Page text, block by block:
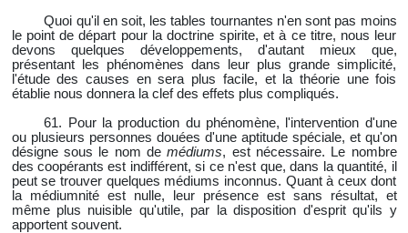
Quoi qu'il en soit, les tables tournantes n'en sont pas moins
le point de départ pour la doctrine spirite, et à ce titre, nous leur
devons quelques développements, d'autant mieux que,
présentant les phénomènes dans leur plus grande simplicité,
l'étude des causes en sera plus facile, et la théorie une fois
établie nous donnera la clef des effets plus compliqués.
61. Pour la production du phénomène, l'intervention d'une
ou plusieurs personnes douées d'une aptitude spéciale, et qu'on
désigne sous le nom demédiums, est nécessaire. Le nombre
des coopérants est indifférent, si ce n'est que, dans la quantité, il
peut se trouver quelques médiums inconnus. Quant à ceux dont
la médiumnité est nulle, leur présence est sans résultat, et
même plus nuisible qu'utile, par la disposition d'esprit qu'ils y
apportent souvent.